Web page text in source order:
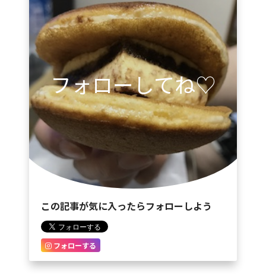
フォローしてね♡
この記事が気に入ったらフォローしよう
フォローする